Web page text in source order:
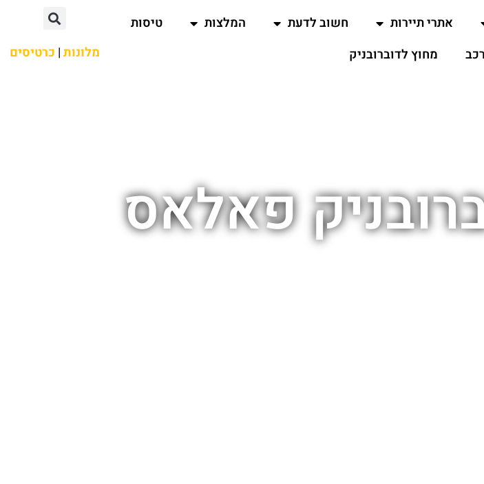
אתרי תיירות חשוב לדעת המלצות
טיסות
מחוץ לדוברובניק מלונות| כרטיסים
פאלאס